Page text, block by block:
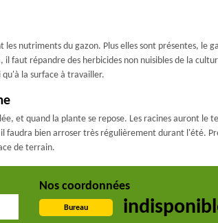
les nutriments du gazon. Plus elles sont présentes, le
faut répandre des herbicides non nuisibles de la
la surface à travailler.
et quand la plante se repose. Les racines auront le
faudra bien arroser très régulièrement durant l'été.
de terrain.
Nos coordonnées
Bureau